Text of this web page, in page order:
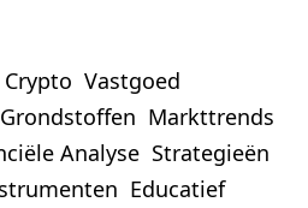
Crypto Vastgoed
Grondstoffen Markttrends
Analyse Strategieën
Educatief